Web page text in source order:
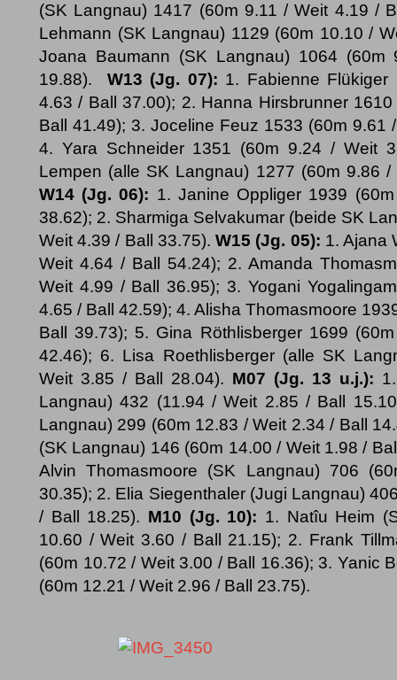
(SK Langnau) 1417 (60m 9.11 / Weit 4.19 /
Lehmann (SK Langnau) 1129 (60m 10.10 /
Joana Baumann (SK Langnau) 1064
19.88). W13 (Jg. 07): 1. Fabienne
4.63 / Ball 37.00); 2. Hanna Hirsbrunner
Ball 41.49); 3. Joceline Feuz 1533 (60m 9.61
4. Yara Schneider 1351 (60m 9.24 / Weit
Lempen (alle SK Langnau) 1277 (60m 9.86
W14 (Jg. 06): 1. Janine Oppliger 1939
38.62); 2. Sharmiga Selvakumar (beide SK
Weit 4.39 / Ball 33.75).W15 (Jg. 05): 1. Ajana
Weit 4.64 / Ball 54.24); 2. Amanda
Weit 4.99 / Ball 36.95); 3. Yogani
4.65 / Ball 42.59); 4. Alisha Thomasmoore
Ball 39.73); 5. Gina Röthlisberger 1699
42.46); 6. Lisa Roethlisberger (alle SK
Weit 3.85 / Ball 28.04). M07 (Jg. 13 u.j.):
Langnau) 432 (11.94 / Weit 2.85 / Ball
Langnau) 299 (60m 12.83 / Weit 2.34 / Ball
(SK Langnau) 146 (60m 14.00 / Weit 1.98 /
Alvin Thomasmoore (SK Langnau) 706
30.35); 2. Elia Siegenthaler (Jugi Langnau)
/ Ball 18.25). M10 (Jg. 10): 1. Natîu Heim
10.60 / Weit 3.60 / Ball 21.15); 2. Frank
(60m 10.72 / Weit 3.00 / Ball 16.36); 3. Yanic
(60m 12.21 / Weit 2.96 / Ball 23.75).